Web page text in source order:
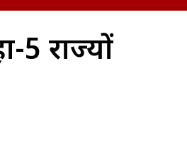
5 राज्यों